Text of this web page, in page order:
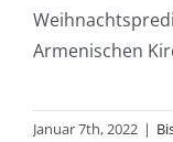
Armenischen
Januar 7th, 2022 |